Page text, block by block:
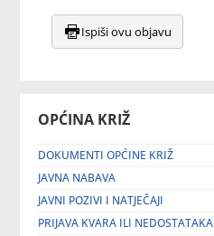
OPĆINA KRIŽ
DOKUMENTI OPĆINE KRIŽ
JAVNA NABAVA
JAVNI POZIVI I NATJEČAJI
PRIJAVA KVARA ILI NEDOSTATAKA
Ispiši ovu objavu